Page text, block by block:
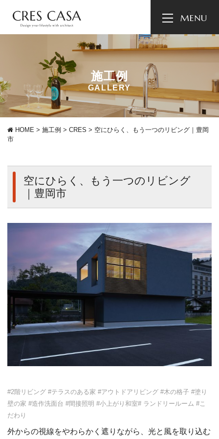
施工例
GALLERY
HOME > 施工例 > CRES > 空にひらく、もう一つのリビング｜豊岡
市
空にひらく、もう一つのリビング
｜豊岡市
#2階リビング #テラスのある家 #アウトドアリビング #木の格子 #塗り
壁の家 #造作洗面台 #間接照明 #小上がり和室# ランドリールーム #こ
だわり
外からの視線をやわらかく遮りながら、光と風を取り込む